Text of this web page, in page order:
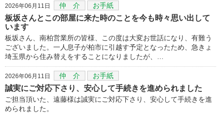
2026年06月11日 仲 介 お手紙
板坂さんとこの部屋に来た時のことを今も時々思い出して
います
板坂さん、南柏営業所の皆様、この度は大変お世話になり、有難う
ございました。一人息子が柏市に引越す予定となったため、急きょ
埼玉県から住み替えをすることになりましたが、…
2026年06月11日 仲 介 お手紙
誠実にご対応下さり、安心して手続きを進められました
ご担当頂いた、遠藤様は誠実にご対応下さり、安心して手続きを進
められました。